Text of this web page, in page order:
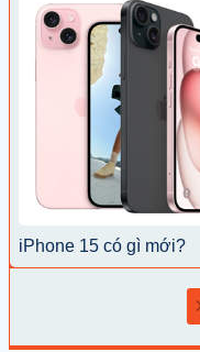
iPhone 15 có gì mới?